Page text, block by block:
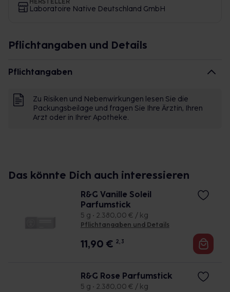
HERSTELLER
Laboratoire Native Deutschland GmbH
Pflichtangaben und Details
Pflichtangaben
Zu Risiken und Nebenwirkungen lesen Sie die
Packungsbeilage und fragen Sie Ihre Ärztin, Ihren
Arzt oder in Ihrer Apotheke.
Das könnte Dich auch interessieren
R&G Vanille Soleil
Parfumstick
5 g • 2.380,00 € / kg
Pflichtangaben und Details
11,90 € 2, 3
R&G Rose Parfumstick
5 g • 2.380,00 € / kg